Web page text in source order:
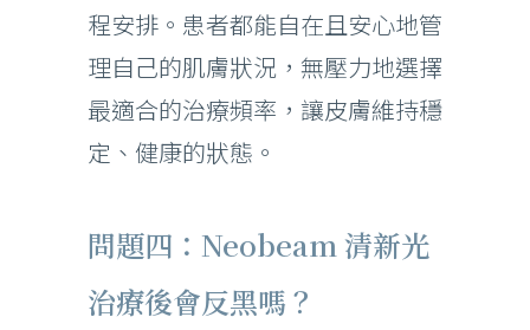
程安排。患者都能自在且安心地管
理自己的肌膚狀況，無壓力地選擇
最適合的治療頻率，讓皮膚維持穩
定、健康的狀態。
問題四：Neobeam 清新光
治療後會反黑嗎？